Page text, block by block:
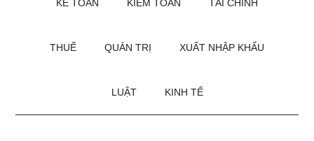
KẾ TOÁN KIỂM TOÁN TÀI CHÍNH
THUẾ QUẢN TRỊ XUẤT NHẬP KHẨU
LUẬT KINH TẾ